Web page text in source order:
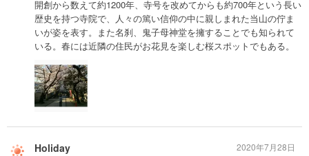
開創から数えて約1200年、寺号を改めてからも約700年という長い
歴史を持つ寺院で、人々の篤い信仰の中に親しまれた当山の佇ま
いが姿を表す。また名刹、鬼子母神堂を擁することでも知られて
いる。春には近隣の住民がお花見を楽しむ桜スポットでもある。
Holiday 2020年7月28日